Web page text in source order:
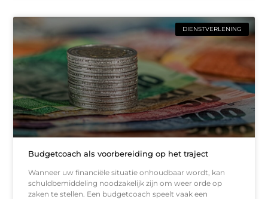
DIENSTVERLENING
Budgetcoach als voorbereiding op het traject
Wanneer uw financiële situatie onhoudbaar wordt, kan
schuldbemiddeling noodzakelijk zijn om weer orde op
zaken te stellen. Een budgetcoach speelt vaak een